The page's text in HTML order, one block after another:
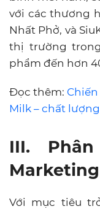
với các thương
Nhất Phở, và
thị trường
phẩm đến hơn
Đọc thêm:
Milk – chất
III.
Với mục tiêu